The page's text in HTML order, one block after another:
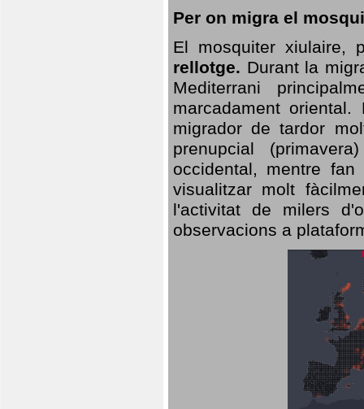
Per on migra el
El mosquiter xiulaire,
rellotge. Durant la
Mediterrani
marcadament
migrador de tardor
prenupcial
occidental, mentre
visualitzar molt
l'activitat de milers
observacions a